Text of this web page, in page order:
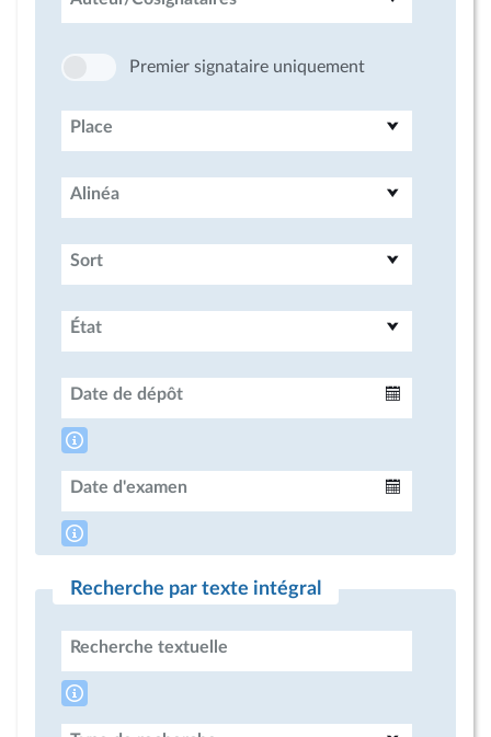
Premier signataire uniquement
Place
Alinéa
Sort
État
Date de dépôt
Date d'examen
Recherche par texte intégral
Recherche textuelle